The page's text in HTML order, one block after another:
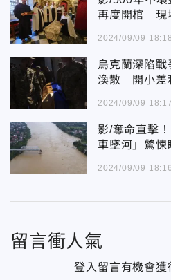
再度開棺 現
2024/09/09 18:18
烏克蘭深陷
渙散 開小差
2024/09/09 18:17
影/奪命直擊
車墜河」驚悚
2024/09/09 18:16
留言衝人氣
登入留言有機會獲